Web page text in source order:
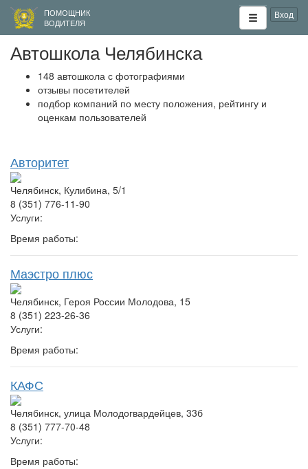
ПОМОЩНИК
ВОДИТЕЛЯ
Вход
Автошкола Челябинска
148 автошкола с фотографиями
отзывы посетителей
подбор компаний по месту положения, рейтингу и
оценкам пользователей
Авторитет
Челябинск, Кулибина, 5/1
8 (351) 776-11-90
Услуги:
Время работы:
Маэстро плюс
Челябинск, Героя России Молодова, 15
8 (351) 223-26-36
Услуги:
Время работы:
КАФС
Челябинск, улица Молодогвардейцев, 33б
8 (351) 777-70-48
Услуги:
Время работы: